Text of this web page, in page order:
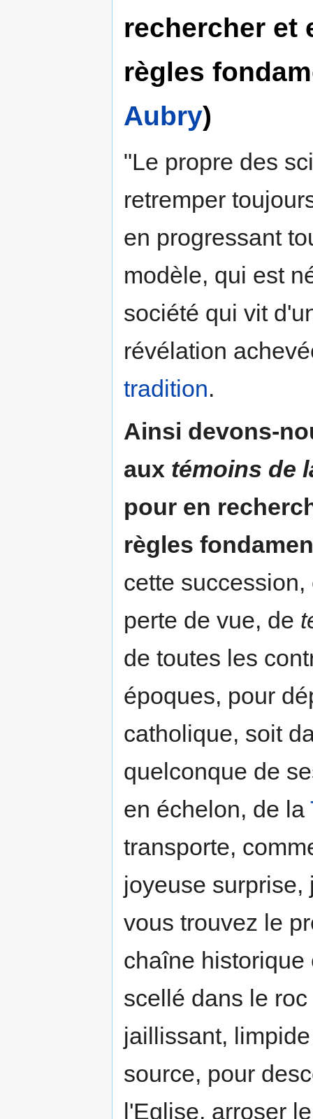
rechercher et
règles
Aubry)
"Le propre des
retremper
en progressant
modèle, qui est
société qui vit
révélation
tradition.
Ainsi devons-
aux témoins de
pour en
règles
cette
perte de vue, de
de toutes les
époques, pour
catholique, soit
quelconque de
en échelon, de la
transporte,
joyeuse
vous trouvez le
chaîne
scellé dans le
jaillissant,
source, pour
l'Eglise, arroser